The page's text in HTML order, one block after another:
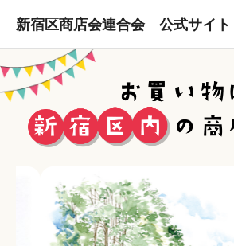
新宿区商店会連合会 公式サイト